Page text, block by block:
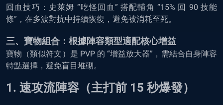
回血技巧：史萊姆 “吃怪回血” 搭配輔角 “15% 回 90 技能
條”，在多波對抗中持續恢復，避免被消耗至死。
三、寶物組合：根據陣容類型適配核心增益
寶物（類似符文）是 PVP 的 “增益放大器”，需結合自身陣容
特點選擇，避免盲目堆砌。
1. 速攻流陣容（主打前 15 秒爆發）